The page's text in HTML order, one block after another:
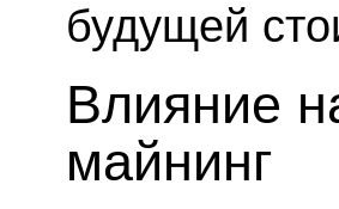
будущей
Влияние
майнинг